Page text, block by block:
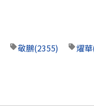
敬鵬(2355) 燿華